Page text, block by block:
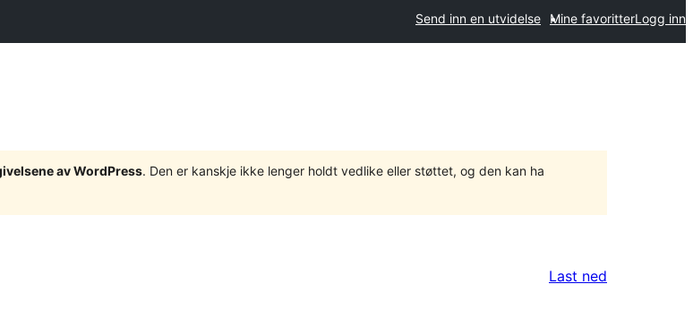
Send inn en utvidelse Mine favoritterLogg inn
av WordPress. Den er kanskje ikke lenger holdt vedlike eller støttet, og den kan ha
Last ned